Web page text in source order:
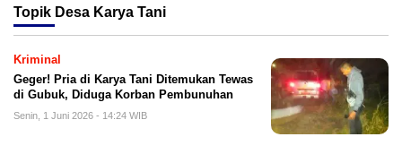
Topik Desa Karya Tani
Kriminal
Geger! Pria di Karya Tani Ditemukan Tewas
di Gubuk, Diduga Korban Pembunuhan
Senin, 1 Juni 2026 - 14:24 WIB